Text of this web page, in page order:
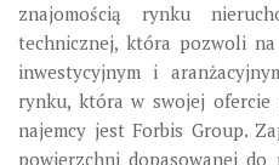
znajomością rynku
technicznej, która pozwoli
inwestycyjnym i
rynku, która w swojej ofercie
najemcy jest Forbis Group.
powierzchni dopasowanej